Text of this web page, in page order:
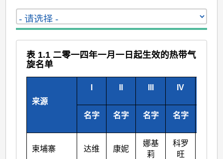
表 1.1 二零一四年一月一日起生效的热带气
旋名单
来源
IV
名字 名字 名字 名字
柬埔寨 达维 康妮
娜基
莉
科罗
旺